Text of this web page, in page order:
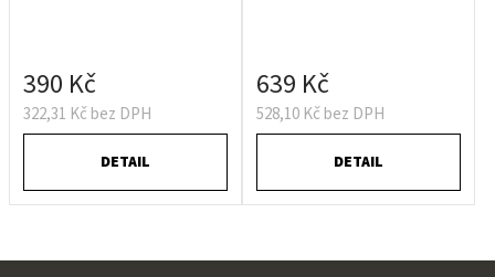
322,31 Kč bez DPH
390 Kč
DETAIL
528,10 Kč bez DPH
639 Kč
DETAIL